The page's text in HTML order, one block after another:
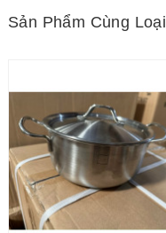
Sản Phẩm Cùng Loại